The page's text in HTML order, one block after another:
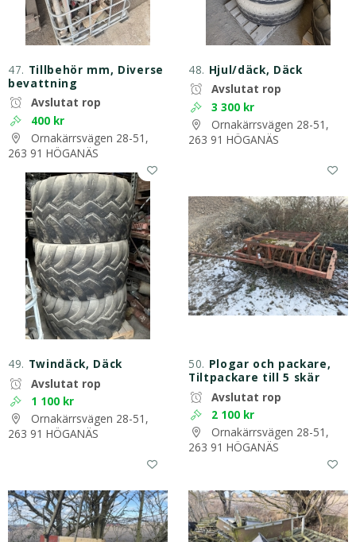
47. Tillbehör mm, Diverse
bevattning
Avslutat rop
400 kr
Ornakärrsvägen 28-51,
263 91 HÖGANÄS
48. Hjul/däck, Däck
Avslutat rop
3 300 kr
Ornakärrsvägen 28-51,
263 91 HÖGANÄS
49. Twindäck, Däck
Avslutat rop
1 100 kr
Ornakärrsvägen 28-51,
263 91 HÖGANÄS
50. Plogar och packare,
Tiltpackare till 5 skär
Avslutat rop
2 100 kr
Ornakärrsvägen 28-51,
263 91 HÖGANÄS